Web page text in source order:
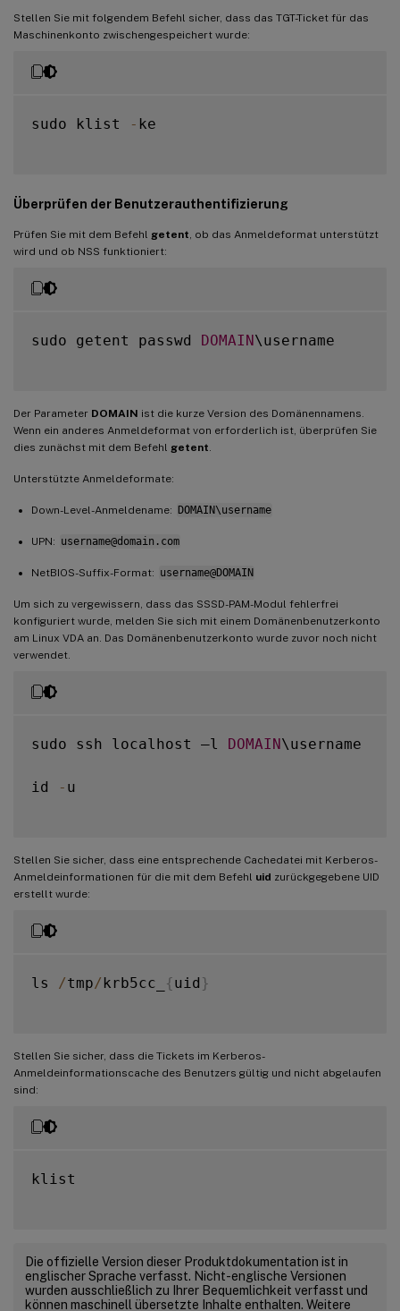
Stellen Sie mit folgendem Befehl sicher, dass das TGT-Ticket für das
Maschinenkonto zwischengespeichert wurde:
sudo klist - ke
Überprüfen der Benutzerauthentifizierung
Prüfen Sie mit dem Befehl getent , ob das Anmeldeformat unterstützt
wird und ob NSS funktioniert:
sudo getent passwd DOMAIN\username
Der Parameter DOMAIN ist die kurze Version des Domänennamens.
Wenn ein anderes Anmeldeformat von erforderlich ist, überprüfen Sie
dies zunächst mit dem Befehl getent
Unterstützte Anmeldeformate:
Down-Level-Anmeldename: DOMAIN\username
UPN: username@domain.com
NetBIOS-Suffix-Format: username@DOMAIN
Um sich zu vergewissern, dass das SSSD-PAM-Modul fehlerfrei
konfiguriert wurde, melden Sie sich mit einem Domänenbenutzerkonto
am Linux VDA an. Das Domänenbenutzerkonto wurde zuvor noch nicht
verwendet.
sudo ssh localhost –l DOMAIN\username
id - u
Stellen Sie sicher, dass eine entsprechende Cachedatei mit Kerberos-
Anmeldeinformationen für die mit dem Befehl uid zurückgegebene UID
erstellt wurde:
ls /tmp/ krb5cc_ {uid }
Stellen Sie sicher, dass die Tickets im Kerberos-
Anmeldeinformationscache des Benutzers gültig und nicht abgelaufen
sind:
klist
Die offizielle Version dieser Produktdokumentation ist in
englischer Sprache verfasst. Nicht-englische Versionen
wurden ausschließlich zu Ihrer Bequemlichkeit verfasst und
können maschinell übersetzte Inhalte enthalten. Weitere